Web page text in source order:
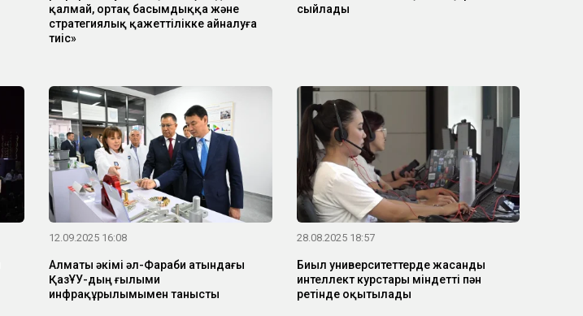
қалмай, ортақ басымдыққа және
стратегиялық қажеттілікке айналуға
тиіс»
сыйлады
12.09.2025 16:08
Алматы әкімі әл-Фараби атындағы
ҚазҰУ-дың ғылыми
инфрақұрылымымен танысты
28.08.2025 18:57
Биыл университеттерде жасанды
интеллект курстары міндетті пән
ретінде оқытылады